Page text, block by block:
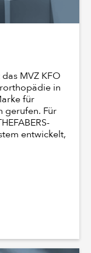
MVZ KFO
in
für
gerufen. Für
entwickelt,